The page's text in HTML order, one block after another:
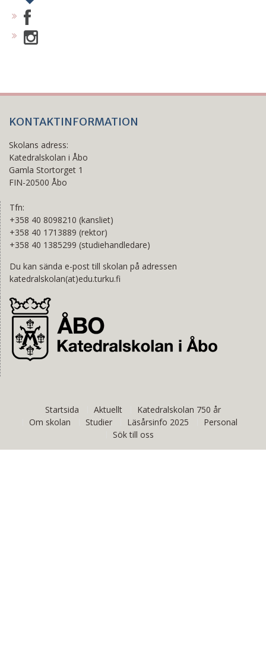
KONTAKTINFORMATION
Skolans adress:
Katedralskolan i Åbo
Gamla Stortorget 1
FIN-20500 Åbo
Tfn:
+358 40 8098210 (kansliet)
+358 40 1713889 (rektor)
+358 40 1385299 (studiehandledare)
Du kan sända e-post till skolan på adressen
katedralskolan(at)edu.turku.fi
Startsida Aktuellt
Katedralskolan 750 år
Om skolan
Studier Läsårsinfo 2025
Personal
Sök till oss